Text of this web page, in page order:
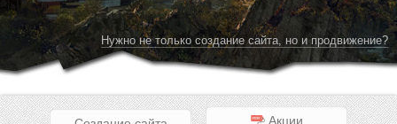
Нужно не только создание сайта, но и продвижение?
Акции